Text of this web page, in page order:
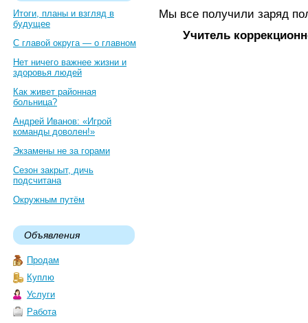
Итоги, планы и взгляд в
будущее
С главой округа — о главном
Нет ничего важнее жизни и
здоровья людей
Как живет районная
больница?
Андрей Иванов: «Игрой
команды доволен!»
Экзамены не за горами
Сезон закрыт, дичь
подсчитана
Окружным путём
Объявления
Продам
Куплю
Услуги
Работа
Мы все получили заряд
Учитель